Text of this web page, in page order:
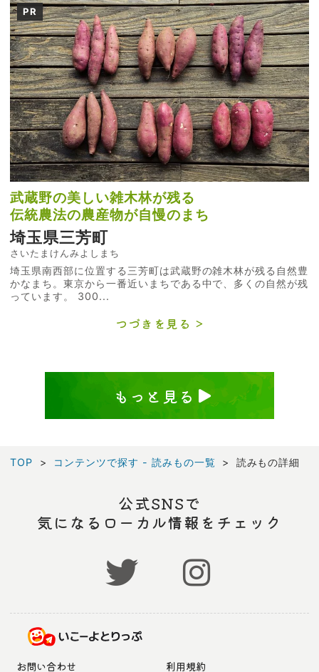
PR
武蔵野の美しい雑木林が残る
伝統農法の農産物が自慢のまち
埼玉県三芳町
さいたまけんみよしまち
埼玉県南西部に位置する三芳町は武蔵野の雑木林が残る自然豊
かなまち。東京から一番近いまちである中で、多くの自然が残
っています。 300...
つづきを見る
もっと見る
TOP コンテンツで探す - 読みもの一覧 読みもの詳細
公式SNSで
気になるローカル情報をチェック
お問い合わせ 利用規約